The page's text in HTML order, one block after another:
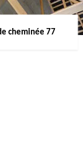
cheminée 77